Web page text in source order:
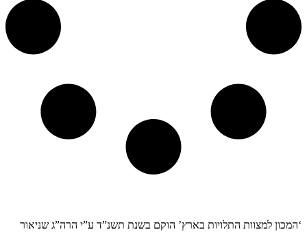
‘המכון למצוות התלויות בארץ’ הוקם בשנת תשנ”ד ע”י הרה”ג שניאור